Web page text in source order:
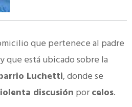
que pertenece al padre
que está ubicado sobre la
Luchetti, donde se
discusión porcelos.